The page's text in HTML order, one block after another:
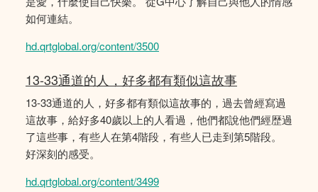
如何連結。
hd.qrtglobal.org/content/3500
13-33通道的人，好多都有類似這故事
13-33通道的人，好多都有類似這故事的，過去曾經寫過
這故事，給好多40歲以上的人看過，他們都說他們經歴過
了這些事，有些人在第4階段，有些人已走到第5階段。
好深刻的感受。
hd.qrtglobal.org/content/3499